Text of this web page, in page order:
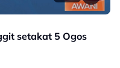
setakat 5 Ogos